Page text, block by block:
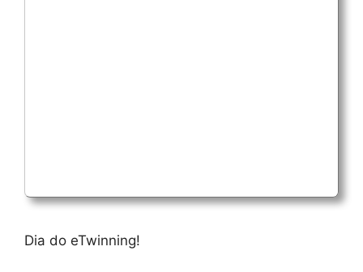
Dia do eTwinning!